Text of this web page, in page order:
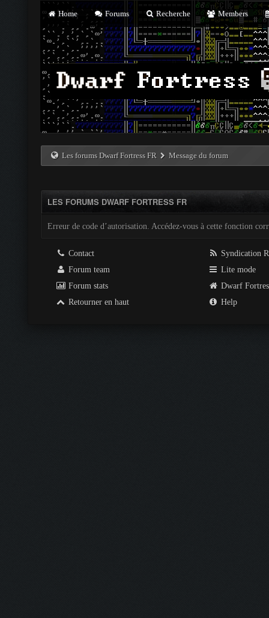
Home Forums Recherche Members
Les forums Dwarf Fortress FR Message du forum
LES FORUMS DWARF FORTRESS FR
Erreur de code d’autorisation. Accédez-vous à cette fonction
Contact
Forum team
Forum stats
Retourner en haut
Syndication
Lite mode
Dwarf
Help